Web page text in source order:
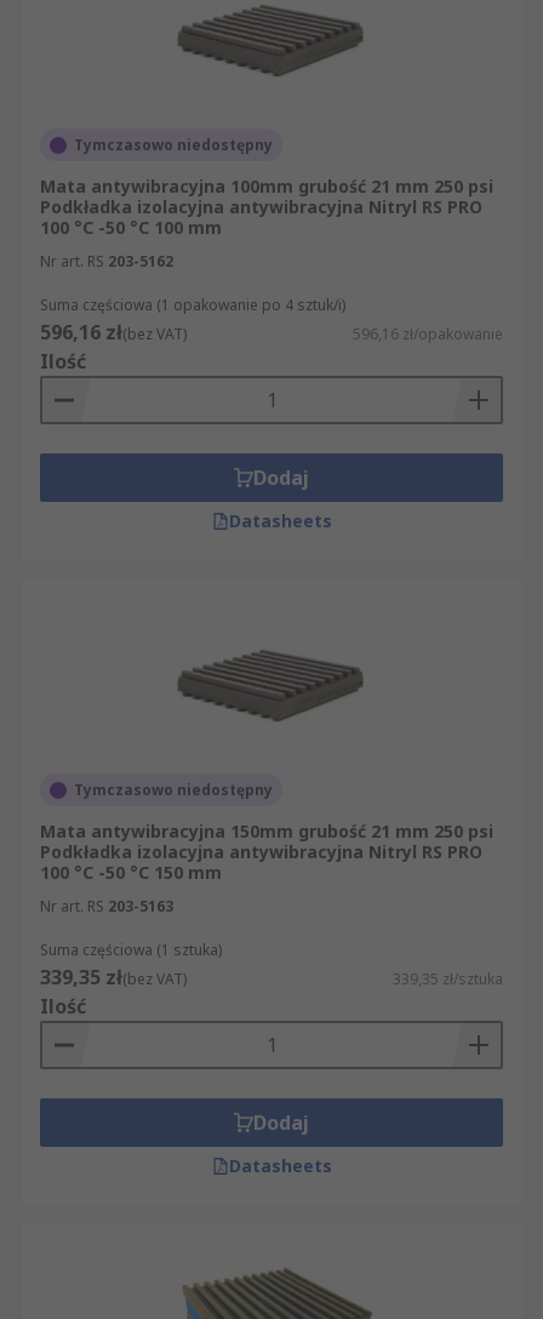
drgań i hałasu. Filtry na stronie ułatwiają wybór
według materiału, grubości, klasy obciążalności i
Fabreeka, Taica i Nu-Tech Engineering.
Zobacz także innemateriały konstrukcyjne i
drobne przemysłowe wyroby metalowe
i dobierz podkładki antywibracyjne odpowiednie
do jej masy i charakteru pracy.
Tymczasowo niedostępny
Mata antywibracyjna 100mm grubość 21 mm 250 psi
Podkładka izolacyjna antywibracyjna Nitryl RS PRO
100 °C -50 °C 100 mm
Nr art. RS 203-5162
Suma częściowa (1 opakowanie po 4 sztuk/i)
596,16 zł(bez VAT) 596,16 zł/opakowanie
Ilość
Dodaj
Datasheets
Tymczasowo niedostępny
Mata antywibracyjna 150mm grubość 21 mm 250 psi
Podkładka izolacyjna antywibracyjna Nitryl RS PRO
100 °C -50 °C 150 mm
Nr art. RS 203-5163
Suma częściowa (1 sztuka)
339,35 zł(bez VAT) 339,35 zł/sztuka
Ilość
Dodaj
Datasheets